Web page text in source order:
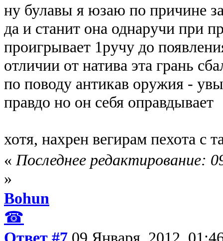
ну булавы я юзаю по причине
да и станит она однаручи при
проигрывает 1ручу до
отличии от натива эта грань
по поводу антикав оружия -
правдо но он себя оправдывает
хотя, нахрен вегирам пехота с
« Последнее редактирование:
»
Bohun
☎
Ответ #7 09 Января, 2012,